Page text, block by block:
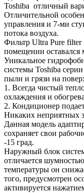
Toshiba отличный
Отличительной
управления и 7-ми
потока воздуха.
Фильтр Ultra Pure
помещении оставался
Уникальное
системы Toshiba
пыли и грязи на
1. Всегда чистый
охлаждения и
2. Кондиционер
Никаких неприятных
Данная модель
сохраняет свои
-15 град.
Наружный блок
отличается
температуры он
того, предусмотрен
активируется